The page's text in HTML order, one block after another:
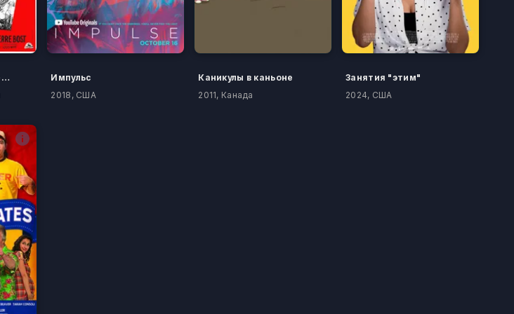
Бродячие собаки без ошейников
Импульс
2018, США
Каникулы в каньоне
2011, Канада
Занятия "этим"
2024, США